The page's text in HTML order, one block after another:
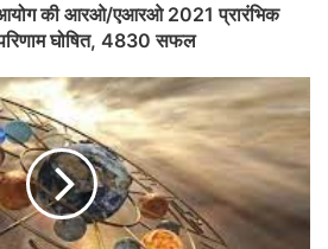
आयोग की आरओ/एआरओ 2021 प्रारंभिक
परिणाम घोषित, 4830 सफल